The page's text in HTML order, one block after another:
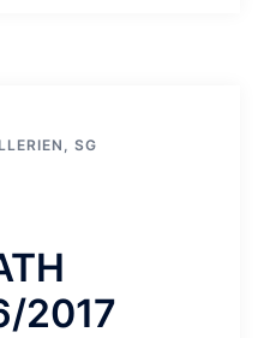
, SG
2017